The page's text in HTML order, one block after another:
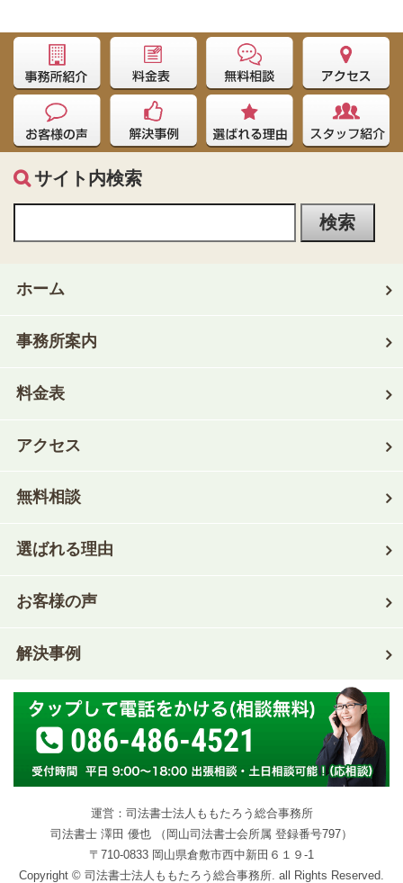
サイト内検索
ホーム
事務所案内
料金表
アクセス
無料相談
選ばれる理由
お客様の声
解決事例
086-486-4521
運営：司法書士法人ももたろう総合事務所
司法書士 澤田 優也 （岡山司法書士会所属 登録番号797）
〒710-0833 岡山県倉敷市西中新田６１９-1
Copyright © 司法書士法人ももたろう総合事務所. all Rights Reserved.